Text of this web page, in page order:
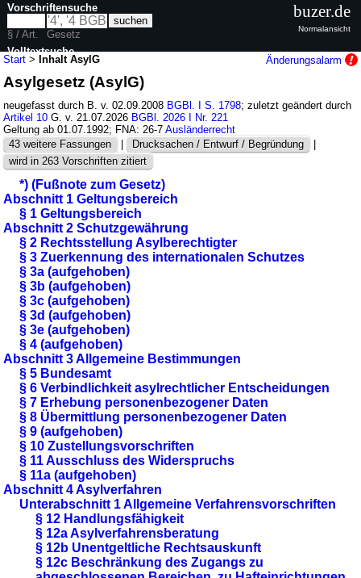
Start >Inhalt AsylG Änderungsalarm
Asylgesetz (AsylG)
neugefasst durch B. v. 02.09.2008 BGBl. I S. 1798; zuletzt geändert durch
Artikel 10 G. v. 21.07.2026 BGBl. 2026 I Nr. 221
Geltung ab 01.07.1992; FNA: 26-7Ausländerrecht
43 weitere Fassungen
| Drucksachen / Entwurf / Begründung
|
wird in 263 Vorschriften zitiert
*) (Fußnote zum Gesetz)
Abschnitt 1 Geltungsbereich
§ 1 Geltungsbereich
Abschnitt 2 Schutzgewährung
§ 2 Rechtsstellung Asylberechtigter
§ 3 Zuerkennung des internationalen Schutzes
§ 3a (aufgehoben)
§ 3b (aufgehoben)
§ 3c (aufgehoben)
§ 3d (aufgehoben)
§ 3e (aufgehoben)
§ 4 (aufgehoben)
Abschnitt 3 Allgemeine Bestimmungen
§ 5 Bundesamt
§ 6 Verbindlichkeit asylrechtlicher Entscheidungen
§ 7 Erhebung personenbezogener Daten
§ 8 Übermittlung personenbezogener Daten
§ 9 (aufgehoben)
§ 10 Zustellungsvorschriften
§ 11 Ausschluss des Widerspruchs
§ 11a (aufgehoben)
Abschnitt 4 Asylverfahren
Unterabschnitt 1 Allgemeine Verfahrensvorschriften
§ 12 Handlungsfähigkeit
§ 12a Asylverfahrensberatung
§ 12b Unentgeltliche Rechtsauskunft
§ 12c Beschränkung des Zugangs zu
Vorschriftensuche
§ / Art.
Gesetz
Volltextsuche
nur in AsylG
buzer.de
Normalansicht